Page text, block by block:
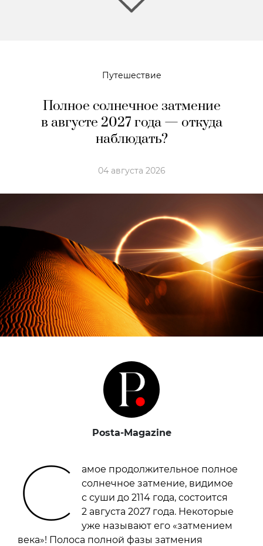
Путешествие
Полное солнечное затмение
в августе 2027 года — откуда
наблюдать?
04 августа 2026
Posta-Magazine
С
амое продолжительное полное
солнечное затмение, видимое
с суши до 2114 года, состоится
2 августа 2027 года. Некоторые
уже называют его «затмением
века»! Полоса полной фазы затмения